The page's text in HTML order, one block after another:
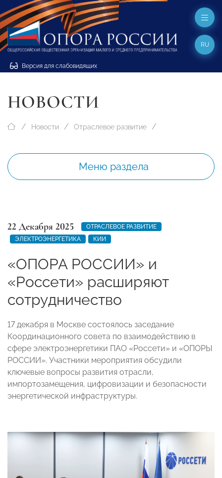
Версия для слабовидящих
RU
НОВОСТИ
Новости Отраслевое развитие
Меню раздела
22 Декабря 2025
ОТРАСЛЕВОЕ РАЗВИТИЕ
ЭЛЕКТРОЭНЕРГЕТИКА
КИИ
«ОПОРА РОССИИ» и
«Россети» расширяют
сотрудничество
17 декабря в Москве состоялось заседание
Координационного совета по взаимодействию в
сфере электроэнергетики ПАО «Россети» и «ОПОРЫ
РОССИИ». Участники мероприятия обсудили
ключевые вопросы развития отрасли,
импортозамещения, цифровизации и безопасности
энергетической инфраструктуры.